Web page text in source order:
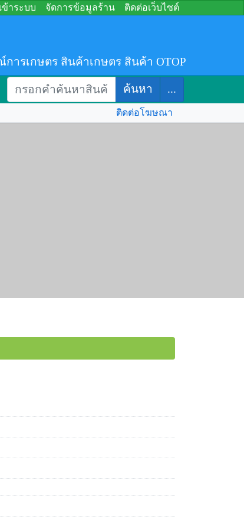
ข้าระบบ จัดการข้อมูลร้าน ติดต่อเว็บไซต์
รเกษตร สินค้าเกษตร สินค้า OTOP
ค้นหา ...
ติดต่อโฆษณา